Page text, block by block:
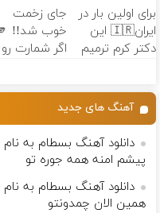
۲۵ میلیون
تومان!!!
برای اولین بار در
ایران🇮🇷 این
دکتر کرم ترمیم
جای زخمت
خوب
اگر شمارت رو
بگیری 🫵آهنگ های جدید
دانلود آهنگ بسطام به
پیشم امنه همه جوره تو
دانلود آهنگ بسطام به
همین الان چمدونتو